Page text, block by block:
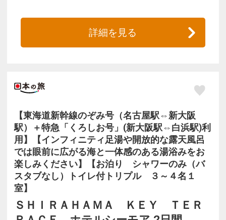
詳細を見る
【東海道新幹線のぞみ号（名古屋駅⇔新大阪
駅）＋特急「くろしお号」(新大阪駅⇔白浜駅)利
用】【インフィニティ足湯や開放的な露天風呂
では眼前に広がる海と一体感のある湯浴みをお
楽しみください】【お泊り シャワーのみ（バ
スタブなし）トイレ付トリプル ３～４名１
室】
ＳＨＩＲＡＨＡＭＡ ＫＥＹ ＴＥＲ